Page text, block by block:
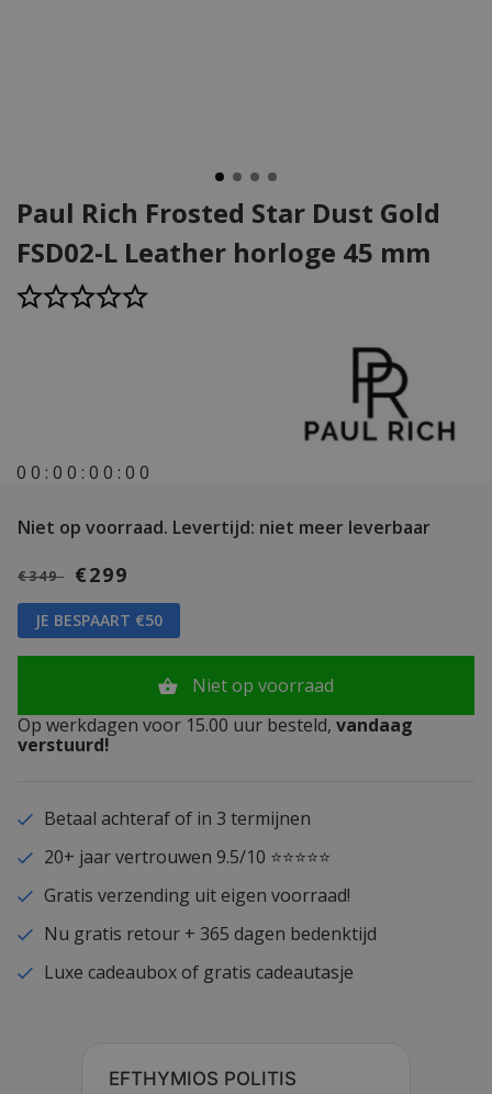
Paul Rich Frosted Star Dust Gold
FSD02-L Leather horloge 45 mm
0 0 : 0 0 : 0 0 : 0 0
Niet op voorraad. Levertijd: niet meer leverbaar
€349 €299
JE BESPAART €50
Niet op voorraad
Op werkdagen voor 15.00 uur besteld, vandaag
verstuurd!
Betaal achteraf of in 3 termijnen
20+ jaar vertrouwen 9.5/10 ⭐⭐⭐⭐⭐
Gratis verzending uit eigen voorraad!
Nu gratis retour + 365 dagen bedenktijd
Luxe cadeaubox of gratis cadeautasje